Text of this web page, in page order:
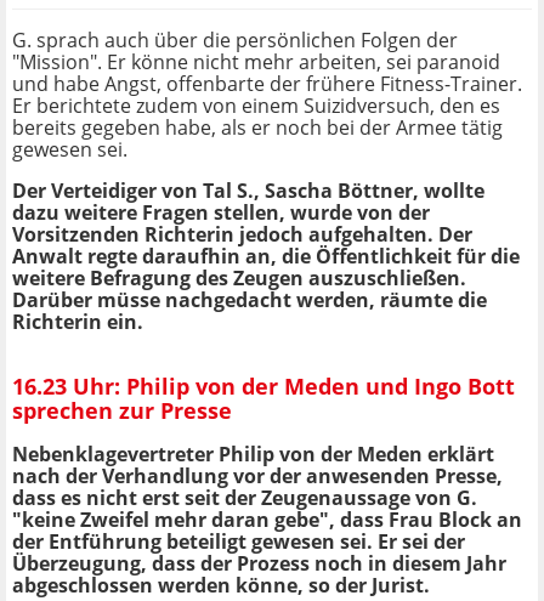
G. sprach auch über die persönlichen Folgen der
"Mission". Er könne nicht mehr arbeiten, sei paranoid
und habe Angst, offenbarte der frühere Fitness-Trainer.
Er berichtete zudem von einem Suizidversuch, den es
bereits gegeben habe, als er noch bei der Armee tätig
gewesen sei.
Der Verteidiger von Tal S., Sascha Böttner, wollte
dazu weitere Fragen stellen, wurde von der
Vorsitzenden Richterin jedoch aufgehalten. Der
Anwalt regte daraufhin an, die Öffentlichkeit für die
weitere Befragung des Zeugen auszuschließen.
Darüber müsse nachgedacht werden, räumte die
Richterin ein.
16.23 Uhr: Philip von der Meden und Ingo Bott
sprechen zur Presse
Nebenklagevertreter Philip von der Meden erklärt
nach der Verhandlung vor der anwesenden Presse,
dass es nicht erst seit der Zeugenaussage von G.
"keine Zweifel mehr daran gebe", dass Frau Block an
der Entführung beteiligt gewesen sei. Er sei der
Überzeugung, dass der Prozess noch in diesem Jahr
abgeschlossen werden könne, so der Jurist.